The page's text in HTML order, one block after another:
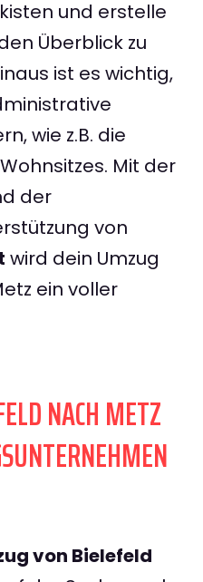
und erstelle
Überblick zu
ist es wichtig,
wie z.B. die
Mit der
der
von
wird dein Umzug
ein voller
NACH METZ
von Bielefeld